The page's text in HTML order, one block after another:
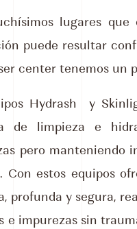
lugares que
puede resultar
center tenemos un
Hydrash y
limpieza e
pero manteniendo
estos equipos
profunda y segura,
e impurezas sin